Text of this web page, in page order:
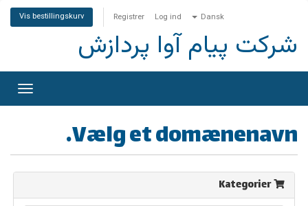
Dansk
Log ind
Registrer
Vis bestillingskurv
شرکت پیام آوا پردازش
Skift
Vælg et domænenavn…
Kategorier